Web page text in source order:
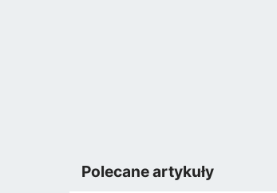
Polecane artykuły